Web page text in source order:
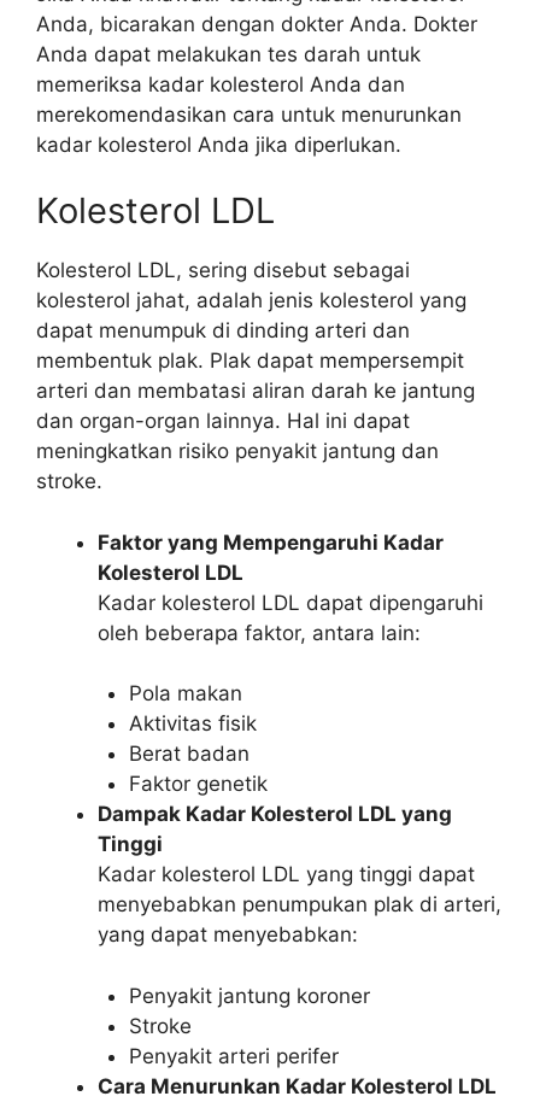
Anda, bicarakan dengan dokter Anda. Dokter
Anda dapat melakukan tes darah untuk
memeriksa kadar kolesterol Anda dan
merekomendasikan cara untuk menurunkan
kadar kolesterol Anda jika diperlukan.
Kolesterol LDL
Kolesterol LDL, sering disebut sebagai
kolesterol jahat, adalah jenis kolesterol yang
dapat menumpuk di dinding arteri dan
membentuk plak. Plak dapat mempersempit
arteri dan membatasi aliran darah ke jantung
dan organ-organ lainnya. Hal ini dapat
meningkatkan risiko penyakit jantung dan
stroke.
Faktor yang Mempengaruhi Kadar
Kolesterol LDL
Kadar kolesterol LDL dapat dipengaruhi
oleh beberapa faktor, antara lain:
Pola makan
Aktivitas fisik
Berat badan
Faktor genetik
Dampak Kadar Kolesterol LDL yang
Tinggi
Kadar kolesterol LDL yang tinggi dapat
menyebabkan penumpukan plak di arteri,
yang dapat menyebabkan:
Penyakit jantung koroner
Stroke
Penyakit arteri perifer
Cara Menurunkan Kadar Kolesterol LDL